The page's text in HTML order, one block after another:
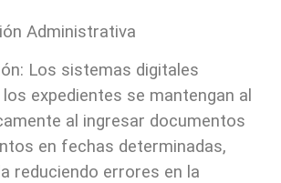
Administrativa
Los sistemas digitales
expedientes se mantengan al
al ingresar documentos
en fechas determinadas,
reduciendo errores en la